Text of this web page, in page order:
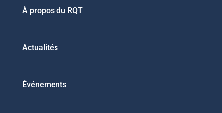
À propos du RQT
Actualités
Événements